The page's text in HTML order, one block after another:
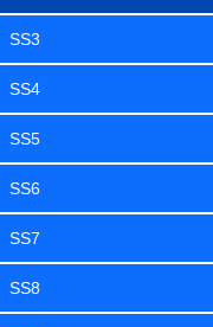
SS3
SS4
SS5
SS6
SS7
SS8